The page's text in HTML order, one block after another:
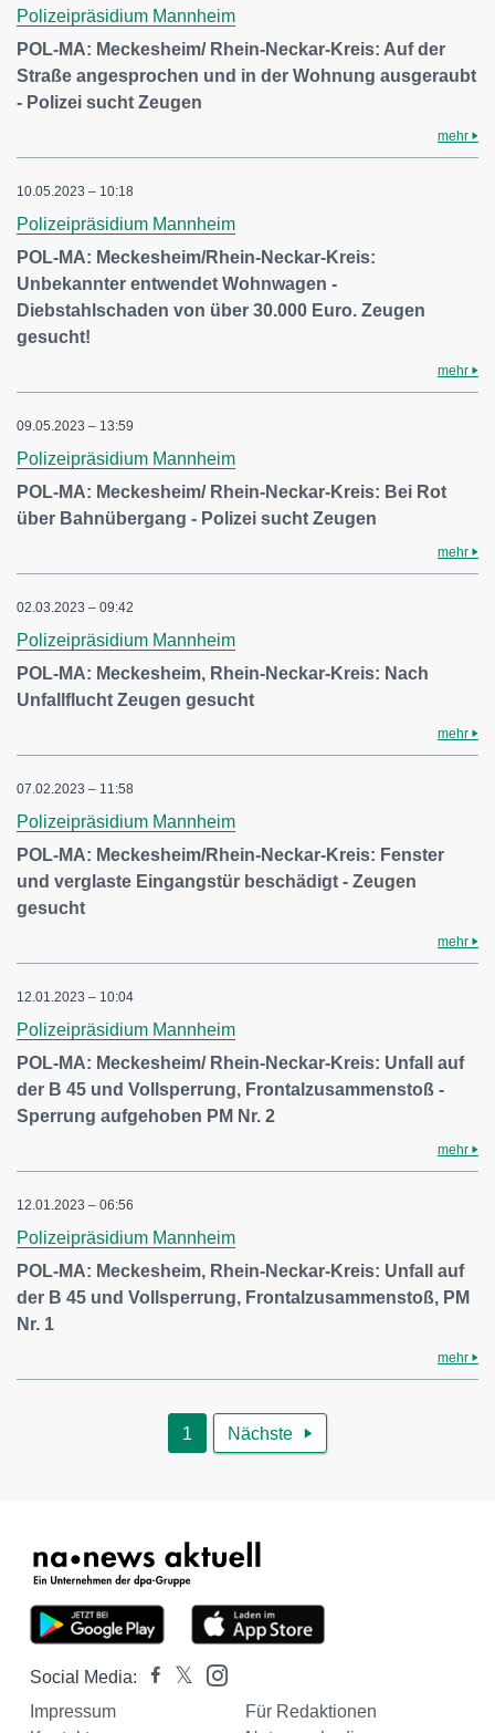
Polizeipräsidium Mannheim
POL-MA: Meckesheim/ Rhein-Neckar-Kreis: Auf der
Straße angesprochen und in der Wohnung ausgeraubt
- Polizei sucht Zeugen
mehr
10.05.2023 – 10:18
Polizeipräsidium Mannheim
POL-MA: Meckesheim/Rhein-Neckar-Kreis:
Unbekannter entwendet Wohnwagen -
Diebstahlschaden von über 30.000 Euro. Zeugen
gesucht!
mehr
09.05.2023 – 13:59
Polizeipräsidium Mannheim
POL-MA: Meckesheim/ Rhein-Neckar-Kreis: Bei Rot
über Bahnübergang - Polizei sucht Zeugen
mehr
02.03.2023 – 09:42
Polizeipräsidium Mannheim
POL-MA: Meckesheim, Rhein-Neckar-Kreis: Nach
Unfallflucht Zeugen gesucht
mehr
07.02.2023 – 11:58
Polizeipräsidium Mannheim
POL-MA: Meckesheim/Rhein-Neckar-Kreis: Fenster
und verglaste Eingangstür beschädigt - Zeugen
gesucht
mehr
12.01.2023 – 10:04
Polizeipräsidium Mannheim
POL-MA: Meckesheim/ Rhein-Neckar-Kreis: Unfall auf
der B 45 und Vollsperrung, Frontalzusammenstoß -
Sperrung aufgehoben PM Nr. 2
mehr
12.01.2023 – 06:56
Polizeipräsidium Mannheim
POL-MA: Meckesheim, Rhein-Neckar-Kreis: Unfall auf
der B 45 und Vollsperrung, Frontalzusammenstoß, PM
Nr. 1
mehr
1 Nächste 
Social Media:
Impressum
Für Redaktionen